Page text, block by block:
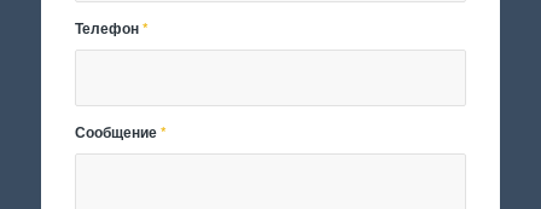
Телефон*
Сообщение*